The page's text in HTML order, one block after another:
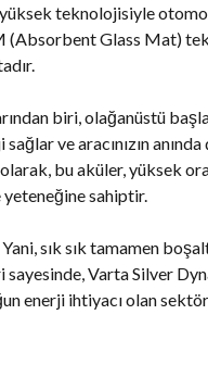
teknolojisiyle
(Absorbent Glass Mat)
biri, olağanüstü
ve aracınızın anında
bu aküler, yüksek
sahiptir.
sık sık tamamen
Varta Silver
enerji ihtiyacı olan